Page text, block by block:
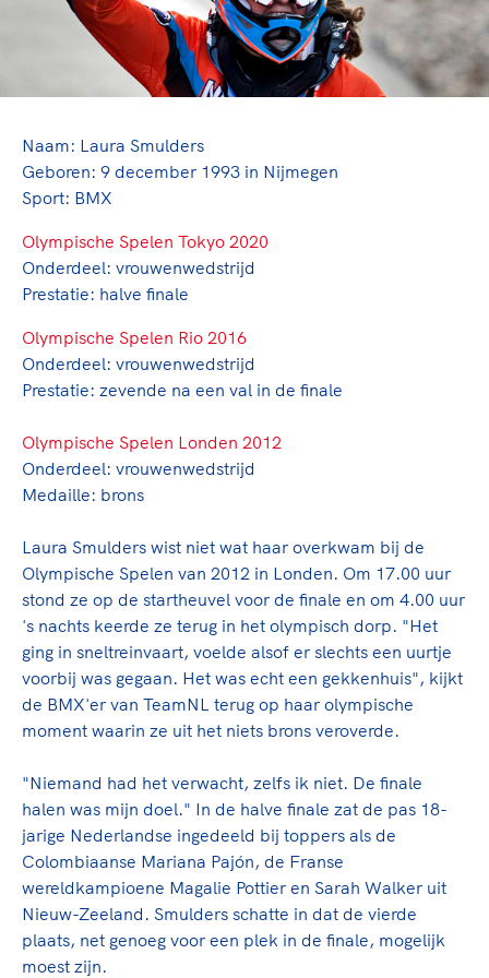
Sportonderzoek
Sportakkoord II
Game Changer
TeamNL kids
Nieuwspagina
Sport gaat niet vanzelf
Sport verenigt. Op sportclubs, pleintjes, tijdens
de sportschool te gaan. Door samen te juichen
voor Sifan Hassan, Rico Verhoeven, Diede de
Groot en het Nederlands Elftal. Of met trots te
genieten van de karatewedstrijd van je dochter,
de halve marathon van je moeder of de
hockeywedstrijd van je buurjongen.
Lees verder
Veilige en integere sport
Diversiteit en inclusie
Gezonde sportomgeving
Bekwaam sportkader
Vitale clubs en bestuurlijk kader
Sportmatch
Clubacties
Opleidingen en trainingen
Ruimte voor sport
Clubondersteuning
Samen voor een veilige
sportomgeving
Voor welk gedrag staat de club? Wat mag wel
langs de lijn, in de kleedkamer, kantine en online?
En wat mag vooral niet? Een gedragscode geeft
onderdeel van het clubbeleid rondom gewenst en
ongewenst gedrag.
Lees verder
TeamNL Academie Kalender
Kennisaanbod TeamNL Experts
Olympische Spelen LA28
Europese Spelen Istanbul 2027
Topsportbeleid
Topsportfinanciering
Maatschappelijke waarde topsport
De TeamNL Academie
De TeamNL Academie biedt een leer- en
ontwikkelprogramma voor de volgende functies
binnen TeamNL programma's: experts, coaches,
bestuurders, (technisch) directeuren, managers en
toekomstig kader.
Lees verder
Naam: Laura Smulders
Geboren: 9 december 1993 in Nijmegen
Sport: BMX
Olympische Spelen Tokyo 2020
Onderdeel: vrouwenwedstrijd
Prestatie: halve finale
Olympische Spelen Rio 2016
Onderdeel: vrouwenwedstrijd
Prestatie: zevende na een val in de finale
Olympische Spelen Londen 2012
Onderdeel: vrouwenwedstrijd
Medaille: brons
Laura Smulders wist niet wat haar overkwam bij de
Olympische Spelen van 2012 in Londen. Om 17.00 uur
stond ze op de startheuvel voor de finale en om 4.00 uur
's nachts keerde ze terug in het olympisch dorp. "Het
ging in sneltreinvaart, voelde alsof er slechts een uurtje
voorbij was gegaan. Het was echt een gekkenhuis", kijkt
de BMX'er van TeamNL terug op haar olympische
moment waarin ze uit het niets brons veroverde.
"Niemand had het verwacht, zelfs ik niet. De finale
halen was mijn doel." In de halve finale zat de pas 18-
jarige Nederlandse ingedeeld bij toppers als de
Colombiaanse Mariana Pajón, de Franse
wereldkampioene Magalie Pottier en Sarah Walker uit
Nieuw-Zeeland. Smulders schatte in dat de vierde
plaats, net genoeg voor een plek in de finale, mogelijk
moest zijn.